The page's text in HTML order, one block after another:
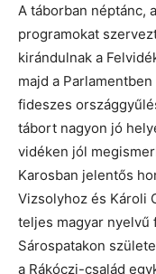
A táborban néptánc,
programokat
kirándulnak a
majd a
fideszes
tábort nagyon jó
vidéken jól
Karosban jelentős
Vizsolyhoz és Károli
teljes magyar nyelvű
Sárospatakon
a Rákóczi-család